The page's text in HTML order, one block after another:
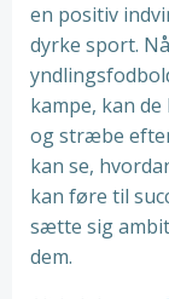
en positiv
dyrke sport.
kampe, kan
og stræbe
kan se,
kan føre til
sætte sig
dem.